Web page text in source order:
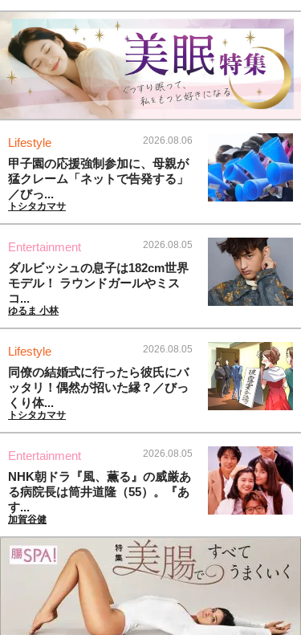
Lifestyle 2026.08.06
甲子園の応援強制参加に、母親が
猛クレーム「ネットで告発する」
／びっ...
トシタカマサ
Entertainment 2026.08.05
ダルビッシュの息子は182cm世界
モデル！ ラウンドガールやミス
コ...
ゆるま 小林
Lifestyle 2026.08.05
同僚の結婚式に行ったら彼氏にバ
ッタリ！偶然が招いた縁？／びっ
くり体...
トシタカマサ
Entertainment 2026.08.05
NHK朝ドラ『風、薫る』の威厳あ
る病院長は筒井道隆（55）。『あ
す...
加賀谷健